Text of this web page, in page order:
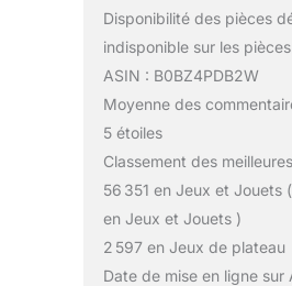
Disponibilité des pièces
indisponible sur les
ASIN : B0BZ4PDB2W
Moyenne des
5 étoiles
Classement des
56 351 en Jeux et Jouets
en Jeux et Jouets )
2 597 en Jeux de plateau
Date de mise en ligne sur